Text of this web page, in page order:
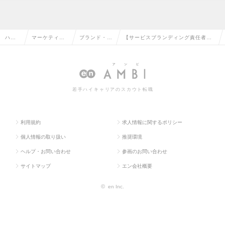
ハイ マーケティン ブランド・プ
ージャーの転
【サービスブランディング責任者候
ンセプト設計から実制作まで担当の
若手ハイキャリアのスカウト転職
利用規約 求人情報に関するポリシー
個人情報の取り扱い 推奨環境
ヘルプ・お問い合わせ 参画のお問い合わせ
サイトマップ エン会社概要
© en Inc.